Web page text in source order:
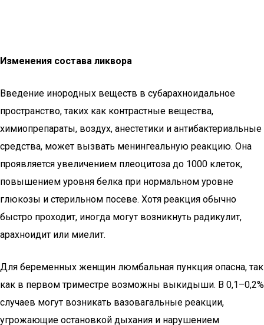
Изменения состава ликвора
Введение инородных веществ в субарахноидальное
пространство, таких как контрастные вещества,
химиопрепараты, воздух, анестетики и антибактериальные
средства, может вызвать менингеальную реакцию. Она
проявляется увеличением плеоцитоза до 1000 клеток,
повышением уровня белка при нормальном уровне
глюкозы и стерильном посеве. Хотя реакция обычно
быстро проходит, иногда могут возникнуть радикулит,
арахноидит или миелит.
Для беременных женщин люмбальная пункция опасна, так
как в первом триместре возможны выкидыши. В 0,1–0,2%
случаев могут возникать вазовагальные реакции,
угрожающие остановкой дыхания и нарушением